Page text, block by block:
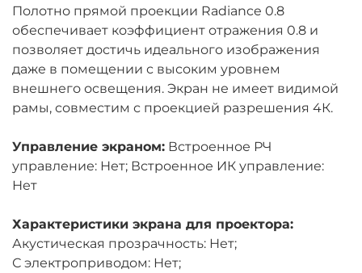
Полотно прямой проекции Radiance 0.8
обеспечивает коэффициент отражения 0.8 и
позволяет достичь идеального изображения
даже в помещении с высоким уровнем
внешнего освещения. Экран не имеет видимой
рамы, совместим с проекцией разрешения 4К.
Управление экраном: Встроенное РЧ
управление: Нет; Встроенное ИК управление:
Нет
Характеристики экрана для проектора:
Акустическая прозрачность: Нет;
С электроприводом: Нет;